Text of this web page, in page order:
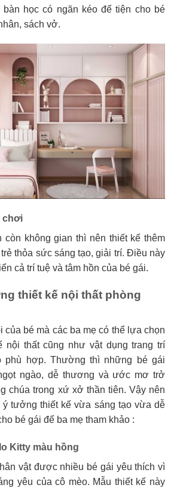
bàn học có ngăn kéo để tiện cho bé
sách vở.
chơi
còn không gian thì nên thiết kế thêm
thỏa sức sáng tạo, giải trí. Điều này
cả trí tuệ và tâm hồn của bé gái.
thiết kế nội thất phòng
của bé mà các ba mẹ có thể lựa chọn
nội thất cũng như vật dụng trang trí
phù hợp. Thường thì những bé gái
ngào, dễ thương và ước mơ trở
chúa trong xứ xở thần tiên. Vậy nên
tưởng thiết kế vừa sáng tạo vừa dễ
bé gái để ba mẹ tham khảo :
Kitty màu hồng
vật được nhiều bé gái yêu thích vì
yêu của cô mèo. Mẫu thiết kế này